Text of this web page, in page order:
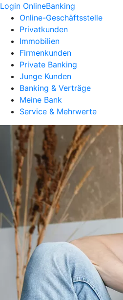
Login OnlineBanking
Online-Geschäftsstelle
Privatkunden
Immobilien
Firmenkunden
Private Banking
Junge Kunden
Banking & Verträge
Meine Bank
Service & Mehrwerte